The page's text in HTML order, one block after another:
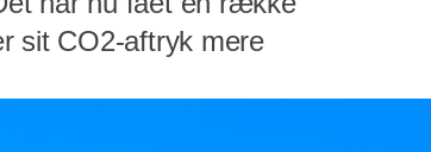
sit CO2-aftryk mere